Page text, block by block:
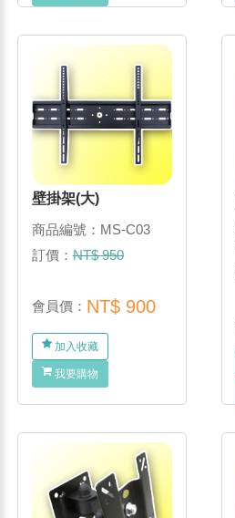
壁掛架(大)
商品編號：MS-C03
訂價：NT$ 950
會員價： NT$ 900
加入收藏
我要購物